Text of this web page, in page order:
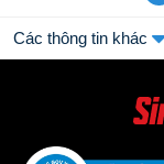
Các thông tin khác